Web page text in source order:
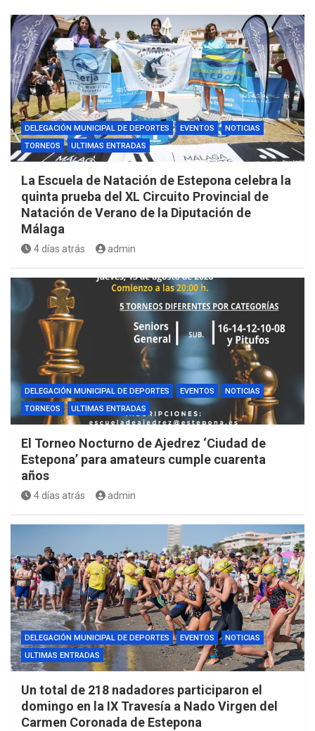
DELEGACIÓN MUNICIPAL DE DEPORTES EVENTOS
NOTICIAS
TORNEOS
ULTIMAS ENTRADAS
La Escuela de Natación de Estepona celebra la
quinta prueba del XL Circuito Provincial de
Natación de Verano de la Diputación de
Málaga
4 días atrás admin
DELEGACIÓN MUNICIPAL DE DEPORTES EVENTOS
NOTICIAS
TORNEOS
ULTIMAS ENTRADAS
El Torneo Nocturno de Ajedrez ‘Ciudad de
Estepona’ para amateurs cumple cuarenta
años
4 días atrás admin
DELEGACIÓN MUNICIPAL DE DEPORTES EVENTOS
NOTICIAS
ULTIMAS ENTRADAS
Un total de 218 nadadores participaron el
domingo en la IX Travesía a Nado Virgen del
Carmen Coronada de Estepona